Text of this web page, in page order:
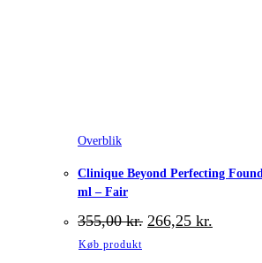
Overblik
Clinique Beyond Perfecting
ml – Fair
355,00kr. Den
oprindelige
266,25 kr.
Køb produkt